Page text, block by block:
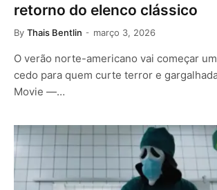
retorno do elenco clássico
By Thais Bentlin março 3, 2026
O verão norte-americano vai começar
cedo para quem curte terror e
Movie —…